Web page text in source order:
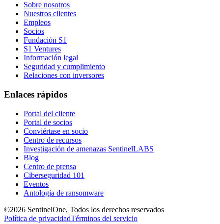
Sobre nosotros
Nuestros clientes
Empleos
Socios
Fundación S1
S1 Ventures
Información legal
Seguridad y cumplimiento
Relaciones con inversores
Enlaces rápidos
Portal del cliente
Portal de socios
Conviértase en socio
Centro de recursos
Investigación de amenazas SentinelLABS
Blog
Centro de prensa
Ciberseguridad 101
Eventos
Antología de ransomware
©2026 SentinelOne, Todos los derechos reservados
Política de privacidadTérminos del servicio